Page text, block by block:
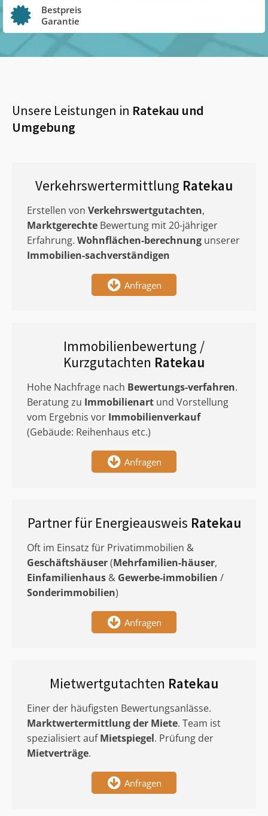
Bestpreis
Garantie
Unsere Leistungen in Ratekau und
Umgebung
Verkehrswertermittlung Ratekau
Erstellen von Verkehrswertgutachten,
Marktgerechte Bewertung mit 20-jähriger
Erfahrung. Wohnflächen-berechnung unserer
Immobilien-sachverständigen
Anfragen
Immobilienbewertung /
Kurzgutachten Ratekau
Hohe Nachfrage nach Bewertungs-verfahren.
Beratung zu Immobilienart und Vorstellung
vom Ergebnis vor Immobilienverkauf
(Gebäude: Reihenhaus etc.)
Anfragen
Partner für Energieausweis Ratekau
Oft im Einsatz für Privatimmobilien &
Geschäftshäuser(Mehrfamilien-häuser,
Einfamilienhaus & Gewerbe-immobilien /
Sonderimmobilien)
Anfragen
Mietwertgutachten Ratekau
Einer der häufigsten Bewertungsanlässe.
Marktwertermittlungder Miete. Team ist
spezialisiert aufMietspiegel. Prüfung der
Mietverträge.
Anfragen